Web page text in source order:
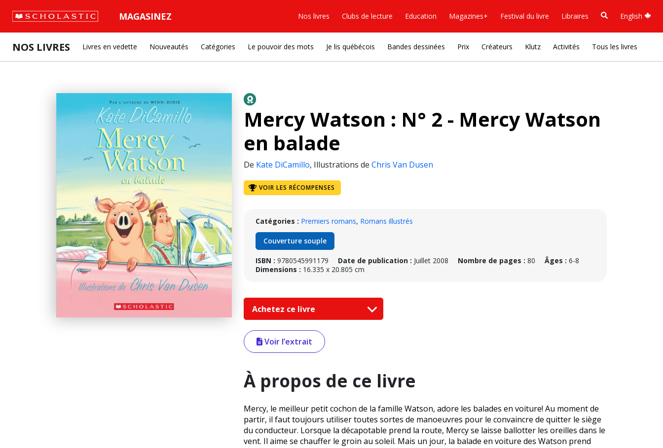
MAGASINEZ Nos livres Clubs de lecture Education Magazines+ Festival du livre Libraires English
NOS LIVRES Livres en vedette Nouveautés Catégories Le pouvoir des mots Je lis québécois Bandes dessinées Prix Créateurs Klutz Activités Tous les livres
Mercy Watson : N° 2 - Mercy Watson
en balade
De Kate DiCamillo, Illustrations de Chris Van Dusen
VOIR LES RÉCOMPENSES
Catégories : Premiers romans, Romans illustrés
Couverture souple
ISBN : 9780545991179 Date de publication : Juillet 2008 Nombre de pages : 80 Âges : 6-8
Dimensions : 16.335 x 20.805 cm
Achetez ce livre
Voir l’extrait
À propos de ce livre
Mercy, le meilleur petit cochon de la famille Watson, adore les balades en voiture! Au moment de
partir, il faut toujours utiliser toutes sortes de manoeuvres pour le convaincre de quitter le siège
du conducteur. Lorsque la décapotable prend la route, Mercy se laisse ballotter les oreilles dans le
vent. Il aime se chauffer le groin au soleil. Mais un jour, la balade en voiture des Watson prend